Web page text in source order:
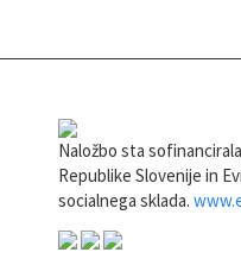
Naložbo sta
Republike Slovenije in
socialnega sklada.